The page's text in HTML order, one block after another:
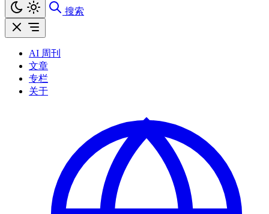
搜索
AI 周刊
文章
专栏
关于